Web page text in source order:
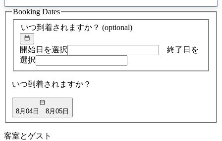
ア
ド
バ
イ
検
索
いつ到着されますか？ (optional)
開始日を選択
終了日を
選択
いつ到着されますか？
8月04日 8月05日
Booking Dates
客室とゲスト